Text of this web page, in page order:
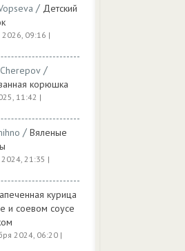
/ Детский
09:16 |
/
корюшка
11:42 |
/ Вяленые
21:35 |
курица
и соевом соусе
2024, 06:20 |